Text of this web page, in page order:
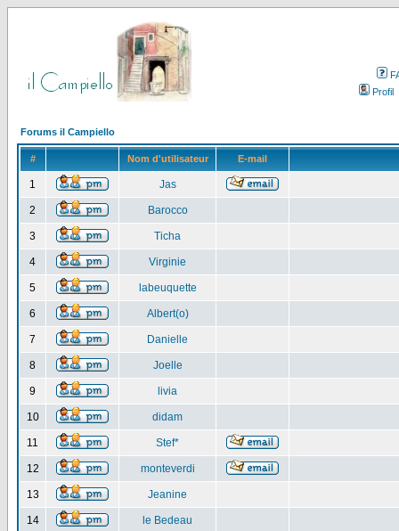
Profil
Forums il Campiello
# Nom d'utilisateur E-mail
1 Jas
2 Barocco
3 Ticha
4 Virginie
5 labeuquette
6 Albert(o)
7 Danielle
8 Joelle
9 livia
10 didam
11 Stef*
12 monteverdi
13 Jeanine
14 le Bedeau